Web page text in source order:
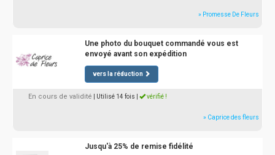
» Promesse De Fleurs
Une photo du bouquet commandé vous est
envoyé avant son expédition
vers la réduction
En cours de validité | Utilisé 14 fois vérifié !
» Caprice des fleurs
Jusqu'à 25% de remise fidélité